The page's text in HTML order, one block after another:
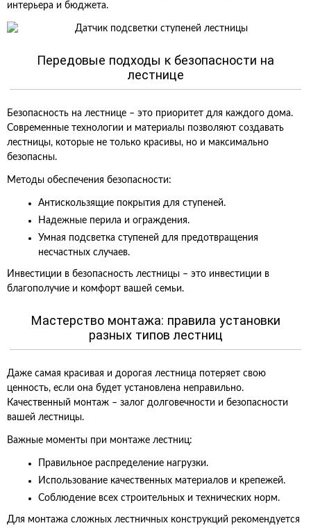
интерьера и бюджета.
Передовые подходы к безопасности на
лестнице
Безопасность на лестнице – это приоритет для каждого дома.
Современные технологии и материалы позволяют создавать
лестницы, которые не только красивы, но и максимально
безопасны.
Методы обеспечения безопасности:
Антискользящие покрытия для ступеней.
Надежные перила и ограждения.
Умная подсветка ступеней для предотвращения
несчастных случаев.
Инвестиции в безопасность лестницы – это инвестиции в
благополучие и комфорт вашей семьи.
Мастерство монтажа: правила установки
разных типов лестниц
Даже самая красивая и дорогая лестница потеряет свою
ценность, если она будет установлена неправильно.
Качественный монтаж – залог долговечности и безопасности
вашей лестницы.
Важные моменты при монтаже лестниц:
Правильное распределение нагрузки.
Использование качественных материалов и крепежей.
Соблюдение всех строительных и технических норм.
Для монтажа сложных лестничных конструкций рекомендуется